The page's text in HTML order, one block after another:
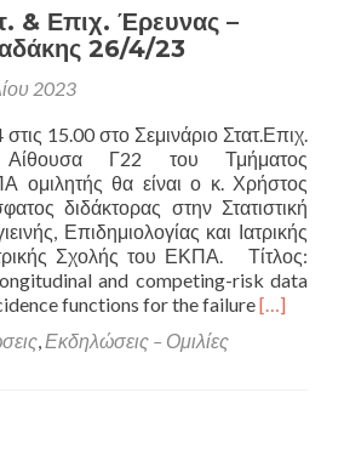
& Επιχ. Έρευνας –
26/4/23
2023
15.00 στο Σεμινάριο Στατ.Επιχ.
Γ22 του Τμήματος
ομιλητής θα είναι ο κ. Χρήστος
διδάκτορας στην Στατιστική
Επιδημιολογίας και Ιατρικής
Σχολής του ΕΚΠΑ. Τίτλος:
and competing-risk data
functions for the failureRead
[…]
,Εκδηλώσεις – Ομιλίες